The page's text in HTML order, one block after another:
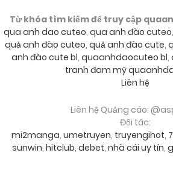
Từ khóa tìm kiếm để truy cập
qua anh dao cuteo, qua anh đào cuteo,
quả anh đào cuteo, quả anh đào cute,
anh đào cute bl, quaanhdaocuteo bl,
tranh đam mỹ
Liên hệ
Liên hệ Quảng cáo:
Đối tác:
mi2manga, umetruyen, truyengihot,
sunwin, hitclub, debet, nhà cái uy tín,